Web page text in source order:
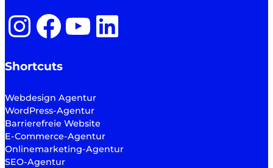
InstagramFacebook YouTube LinkedIn
Shortcuts
Webdesign Agentur
WordPress-Agentur
Barrierefreie Website
E-Commerce-Agentur
Onlinemarketing-Agentur
SEO-Agentur